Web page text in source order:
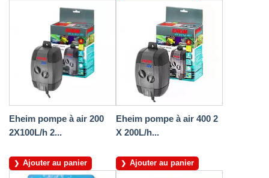
Eheim pompe à air 200
2X100L/h 2...
Ajouter au panier
Eheim pompe à air 400 2
X 200L/h...
Ajouter au panier